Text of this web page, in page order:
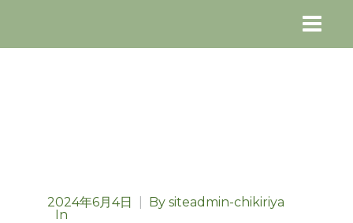
2024年6月4日 By siteadmin-chikiriya
In